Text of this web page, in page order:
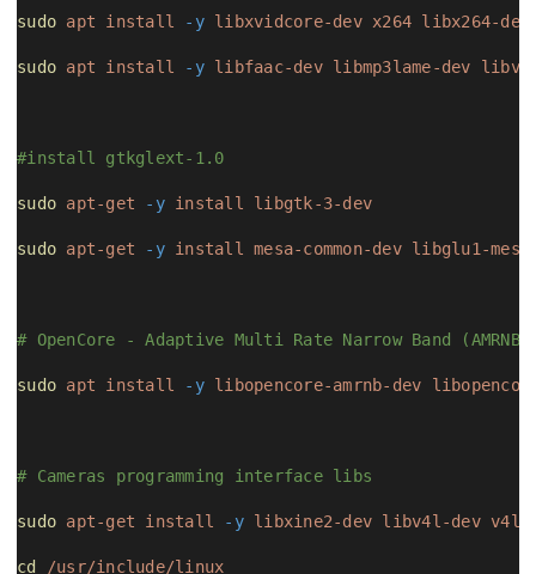
sudo apt install -y libxvidcore-dev x264 libx264-dev
sudo apt install -y libfaac-dev libmp3lame-dev
#install gtkglext-1.0
sudo apt-get -y install libgtk-3-dev
sudo apt-get -y install mesa-common-dev libglu1-
# OpenCore - Adaptive Multi Rate Narrow Band (AMRNB)
sudo apt install -y libopencore-amrnb-dev
# Cameras programming interface libs
sudo apt-get install -y libxine2-dev libv4l-dev
cd /usr/include/linux